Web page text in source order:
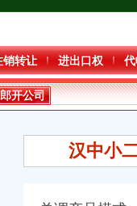
销转让 进出口权
开公司
汉中小